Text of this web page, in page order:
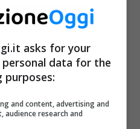
che regola i requisiti
Secondo la legge
avviene ogni due anni
anagrafica o il
negli ultimi
stato il primo
asks for your
data for the
purposes:
and content, advertising and
audience research and